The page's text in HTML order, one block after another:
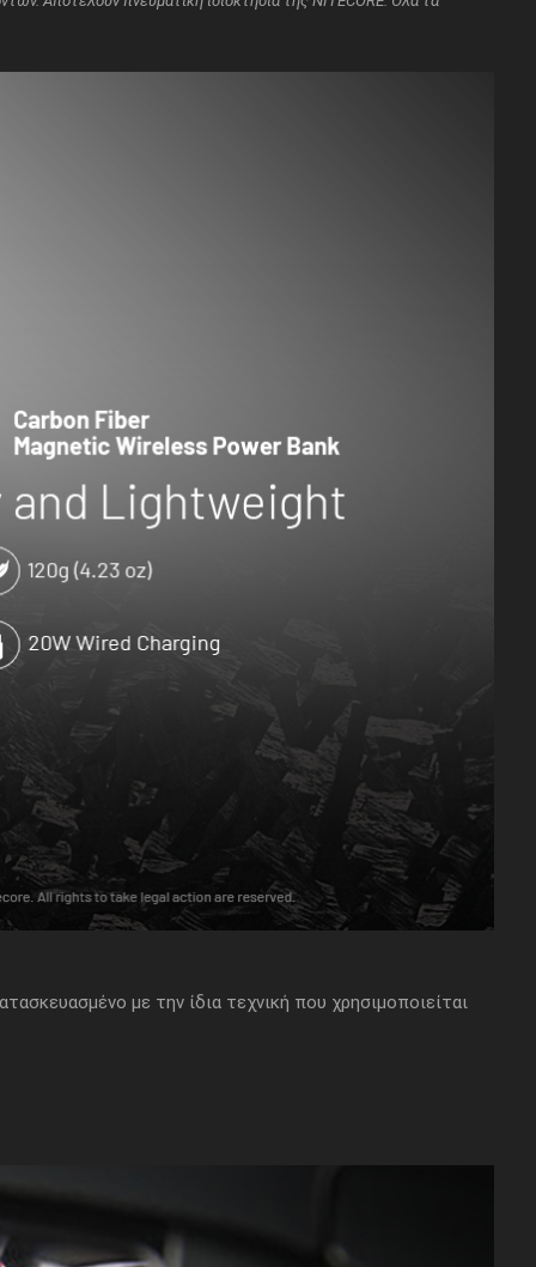
με την ίδια τεχνική που χρησιμοποιείται